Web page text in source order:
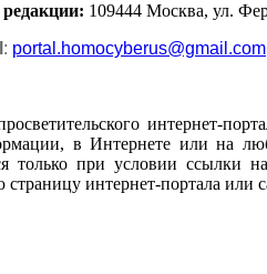
: 109444 Москва, ул.
: portal.homocyberus@gmail.com
интернет-
в Интернете или на
только при условии ссылки
интернет-портала или